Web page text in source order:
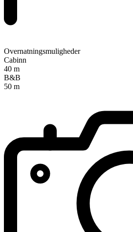
Overnatningsmuligheder
Cabinn
40 m
B&B
50 m